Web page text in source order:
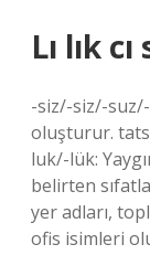
Lı lık
-siz/-siz/-
oluşturur.
luk/-lük:
belirten
yer adları,
ofis isimleri